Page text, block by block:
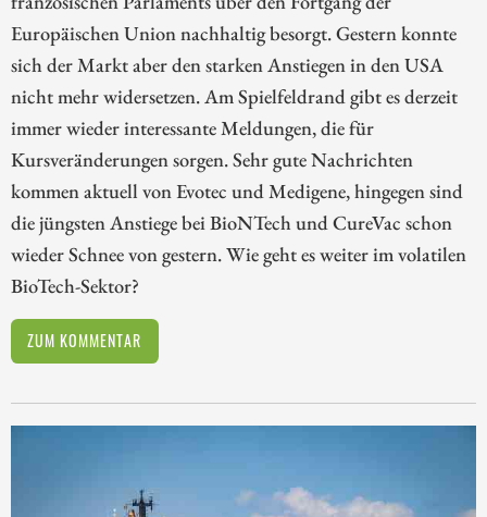
Europäischen Union nachhaltig besorgt. Gestern konnte
sich der Markt aber den starken Anstiegen in den USA
nicht mehr widersetzen. Am Spielfeldrand gibt es derzeit
immer wieder interessante Meldungen, die für
Kursveränderungen sorgen. Sehr gute Nachrichten
kommen aktuell von Evotec und Medigene, hingegen sind
die jüngsten Anstiege bei BioNTech und CureVac schon
wieder Schnee von gestern. Wie geht es weiter im volatilen
BioTech-Sektor?
ZUM KOMMENTAR